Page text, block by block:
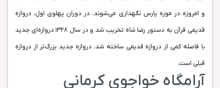
و امروزه در موزه‌ پارس نگهداری می‌شوند. در دوران پهلوی اول، دروازه
قدیمی قرآن به دستور رضا شاه تخریب شد و در سال ۱۳۲۸ دروازه‌ای جدید
با فاصله‌ کمی از دروازه‌ قدیمی ساخته شد. دروازه‌‌ جدید بزرگ‌تر از دروازه‌
قبلی است.
آرامگاه خواجوی کرمانی